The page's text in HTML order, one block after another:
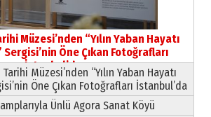
POLAT
Sebahattin Şirin’e
2026 Pazartesi
Müzesi’nden “Yılın Yaban Hayatı
Sergisi’nin Öne Çıkan Fotoğrafları
İstanbul’da
Müzesi’nden “Yılın Yaban Hayatı
Öne Çıkan Fotoğrafları İstanbul’da
Ünlü Agora Sanat Köyü